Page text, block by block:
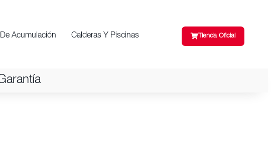
Acumulación Calderas Y Piscinas Tienda Oficial